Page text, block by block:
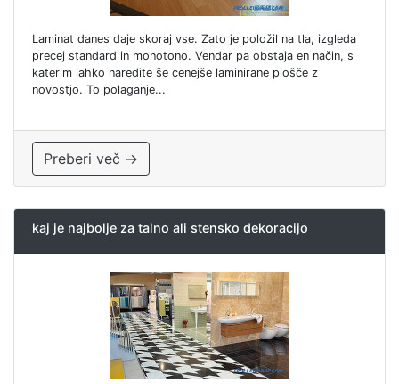
Laminat danes daje skoraj vse. Zato je položil na tla, izgleda
precej standard in monotono. Vendar pa obstaja en način, s
katerim lahko naredite še cenejše laminirane plošče z
novostjo. To polaganje...
Preberi več →
kaj je najbolje za talno ali stensko dekoracijo